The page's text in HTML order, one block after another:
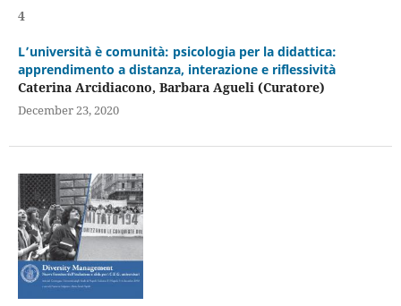
4
L’università è comunità: psicologia per la didattica:
apprendimento a distanza, interazione e riflessività
Caterina Arcidiacono, Barbara Agueli (Curatore)
December 23, 2020